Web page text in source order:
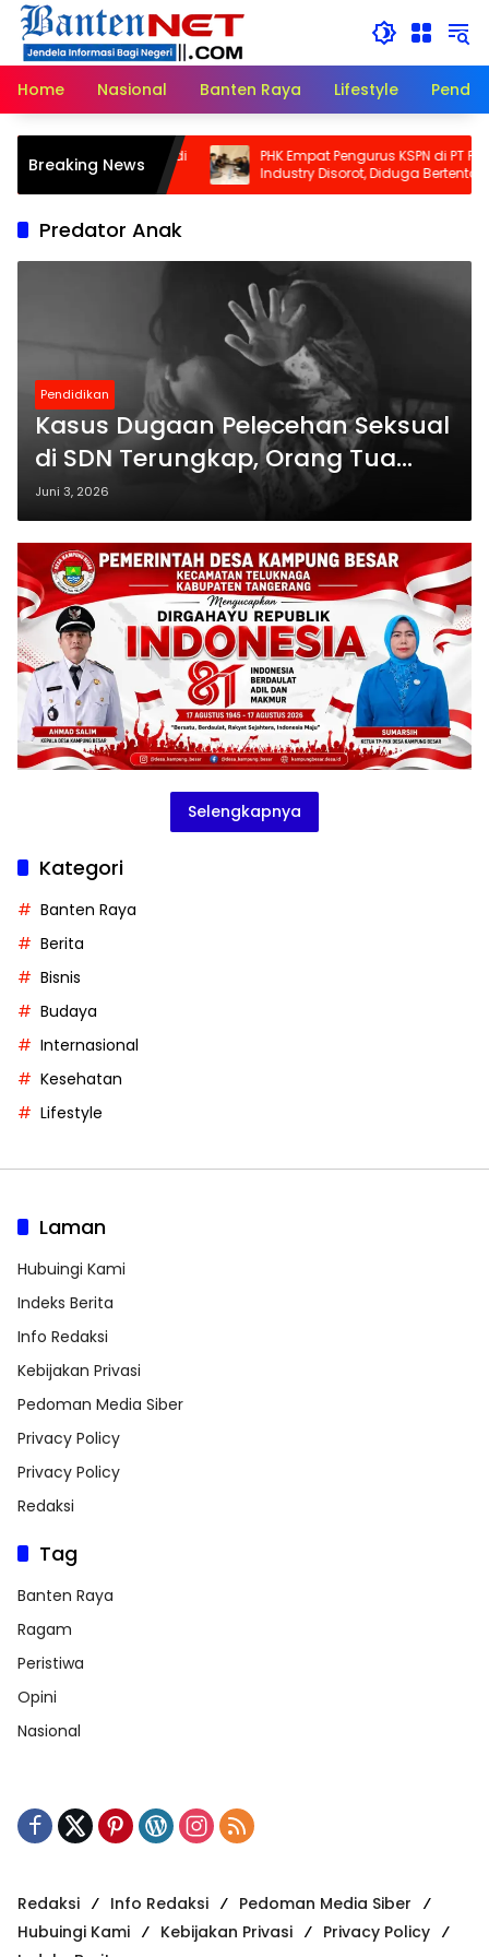
Langsung
konten
Home
Nasional Banten Raya Lifestyle
Breaking News
dan Disekap di
Kuasa Hukum: Ini
Tapi
PHK Empat Pengurus KSPN di PT
Industry Disorot, Diduga
dengan Perlindungan Hak Berserikat
Predator Anak
Pendidikan
Kasus Dugaan Pelecehan Seksual
di SDN Terungkap, Orang Tua
Korban Lapor Polisi
Juni 3, 2026
Selengkapnya
Kategori
Banten Raya
Berita
Bisnis
Budaya
Internasional
Kesehatan
Lifestyle
Laman
Hubuingi Kami
Indeks Berita
Info Redaksi
Kebijakan Privasi
Pedoman Media Siber
Privacy Policy
Privacy Policy
Redaksi
Tag
Banten Raya
Ragam
Peristiwa
Opini
Nasional
Redaksi Info Redaksi
Pedoman Media Siber
Hubuingi Kami
Kebijakan Privasi
Privacy Policy